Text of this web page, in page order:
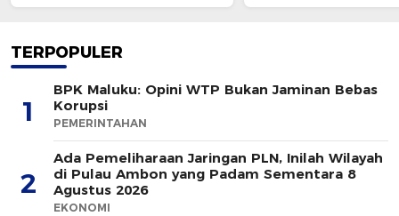
TERPOPULER
1
BPK Maluku: Opini WTP Bukan Jaminan Bebas
Korupsi
PEMERINTAHAN
2
Ada Pemeliharaan Jaringan PLN, Inilah Wilayah
di Pulau Ambon yang Padam Sementara 8
Agustus 2026
EKONOMI